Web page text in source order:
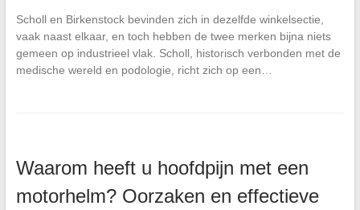
Scholl en Birkenstock bevinden zich in dezelfde winkelsectie,
vaak naast elkaar, en toch hebben de twee merken bijna niets
gemeen op industrieel vlak. Scholl, historisch verbonden met de
medische wereld en podologie, richt zich op een…
Waarom heeft u hoofdpijn met een
motorhelm? Oorzaken en effectieve